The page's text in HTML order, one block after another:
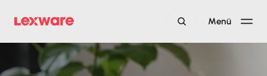
Menü